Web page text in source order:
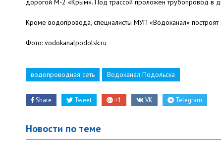
дорогой М-2 «Крым». Под трассой проложен трубопровод в
Кроме водопровода, специалисты МУП «Водоканал» построят
Фото: vodokanalpodolsk.ru
водопроводная сеть Водоканал Подольска
Share Tweet +1 VK Telegram
Новости по теме